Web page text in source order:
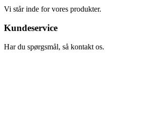
Vi står inde for vores produkter.
Kundeservice
Har du spørgsmål, så kontakt os.